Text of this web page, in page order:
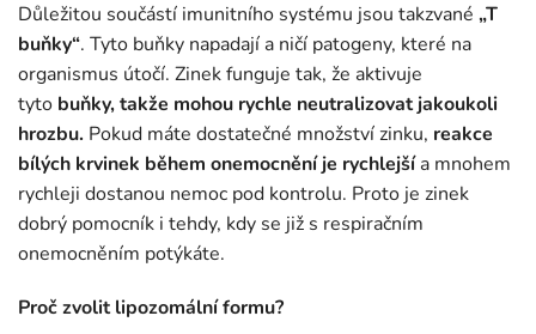
Důležitou součástí imunitního systému jsou takzvané „T
buňky“. Tyto buňky napadají a ničí patogeny, které na
organismus útočí. Zinek funguje tak, že aktivuje
tyto buňky, takže mohou rychle neutralizovat jakoukoli
hrozbu. Pokud máte dostatečné množství zinku, reakce
bílých krvinek během onemocnění je rychlejšía mnohem
rychleji dostanou nemoc pod kontrolu. Proto je zinek
dobrý pomocník i tehdy, kdy se již s respiračním
onemocněním potýkáte.
Proč zvolit lipozomální formu?